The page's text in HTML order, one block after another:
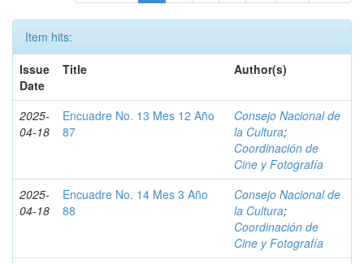
Item hits:
Issue
Date
Title Author(s)
2025-
04-18
Encuadre No. 13 Mes 12 Año
87
Consejo Nacional de
la Cultura;
Coordinación de
Cine y Fotografía
2025-
04-18
Encuadre No. 14 Mes 3 Año
88
Consejo Nacional de
la Cultura;
Coordinación de
Cine y Fotografía